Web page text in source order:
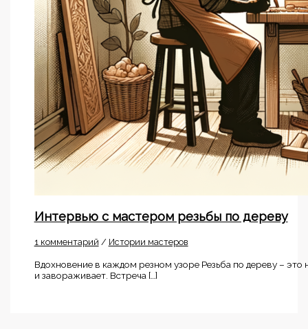
Интервью с мастером резьбы по дереву
1 комментарий / Истории мастеров
Вдохновение в каждом резном узоре Резьба по дереву –
и завораживает. Встреча […]